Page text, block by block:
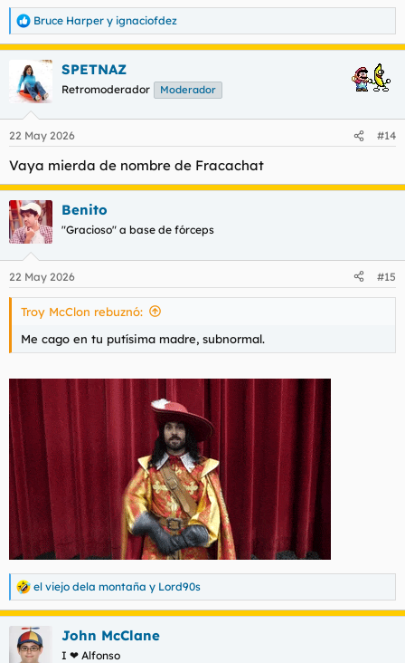
R
e
a
c
i
e
:
Bruce Harper y ignaciofdez
SPETNAZ
Retromoderador Moderador
22 May 2026 #14
Vaya mierda de nombre de Fracachat
Benito
"Gracioso" a base de fórceps
22 May 2026 #15
Troy McClon rebuznó:
Me cago en tu putísima madre, subnormal.
R
e
a
c
c
el viejo dela montaña y Lord90s
John McClane
I ❤ Alfonso